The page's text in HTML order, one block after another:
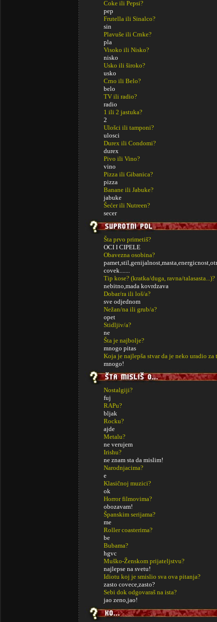
Coke ili Pepsi?
pep
Frutella ili Sinalco?
sin
Plavuše ili Crnke?
pla
Visoko ili Nisko?
nisko
Usko ili široko?
usko
Crno ili Belo?
belo
TV ili radio?
radio
1 ili 2 jastuka?
2
Ulošci ili tamponi?
ulosci
Durex ili Condomi?
durex
Pivo ili Vino?
vino
Pizza ili Gibanica?
pizza
Banane ili Jabuke?
jabuke
Šećer ili Nutreen?
secer
Šta prvo primetiš?
OCI I CIPELE
Obavezna osobina?
covek.......
Tip kose? (kratka/duga, ravna/talasasta...)?
nebitno,mada kovrdzava
Dobar/ra ili loš/a?
sve odjednom
Nežan/na ili grub/a?
opet
Stidljiv/a?
ne
Šta je najbolje?
mnogo pitas
Koja je najlepša stvar da je neko uradio za
mnogo!
Nostalgiji?
fuj
RAPu?
bljak
Rocku?
ajde
Metalu?
ne verujem
Irishu?
ne znam sta da mislim!
Narodnjacima?
e
Klasičnoj muzici?
ok
Horror filmovima?
obozavam!
Španskim serijama?
me
Roller coasterima?
be
Bubama?
hgvc
Muško-Ženskom prijateljstvu?
najlepse na svetu!
Idiotu koj je smislio sva ova pitanja?
zasto covece,zasto?
Sebi dok odgovaraš na ista?
jao zeno,jao!